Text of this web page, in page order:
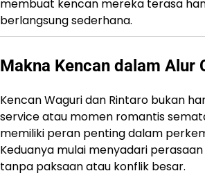
membuat kencan mereka terasa
berlangsung sederhana.
Makna Kencan dalam Alur
Kencan Waguri dan Rintaro bukan
service atau momen romantis
memiliki peran penting dalam
Keduanya mulai menyadari
tanpa paksaan atau konflik besar.